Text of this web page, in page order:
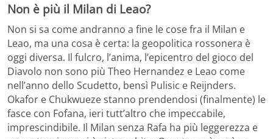
Non è più il Milan di Leao?
Non si sa come andranno a fine le cose fra il Milan e
Leao, ma una cosa è certa: la geopolitica rossonera è
oggi diversa. Il fulcro, l’anima, l’epicentro del gioco del
Diavolo non sono più Theo Hernandez e Leao come
nell’anno dello Scudetto, bensì Pulisic e Reijnders.
Okafor e Chukwueze stanno prendendosi (finalmente) le
fasce con Fofana, ieri tutt’altro che impeccabile,
imprescindibile. Il Milan senza Rafa ha più leggerezza e